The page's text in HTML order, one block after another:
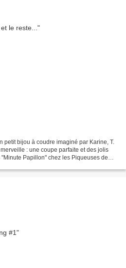
petit bijou à coudre imaginé par Karine, T.
: une coupe parfaite et des jolis
Papillon" chez les Piqueuses de